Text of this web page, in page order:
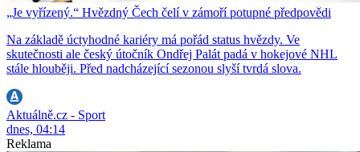
„Je vyřízený.“ Hvězdný Čech čelí v zámoří potupné předpovědi
Na základě úctyhodné kariéry má pořád status hvězdy. Ve
skutečnosti ale český útočník Ondřej Palát padá v hokejové NHL
stále hlouběji. Před nadcházející sezonou slyší tvrdá slova.
Aktuálně.cz - Sport
dnes, 04:14
Reklama